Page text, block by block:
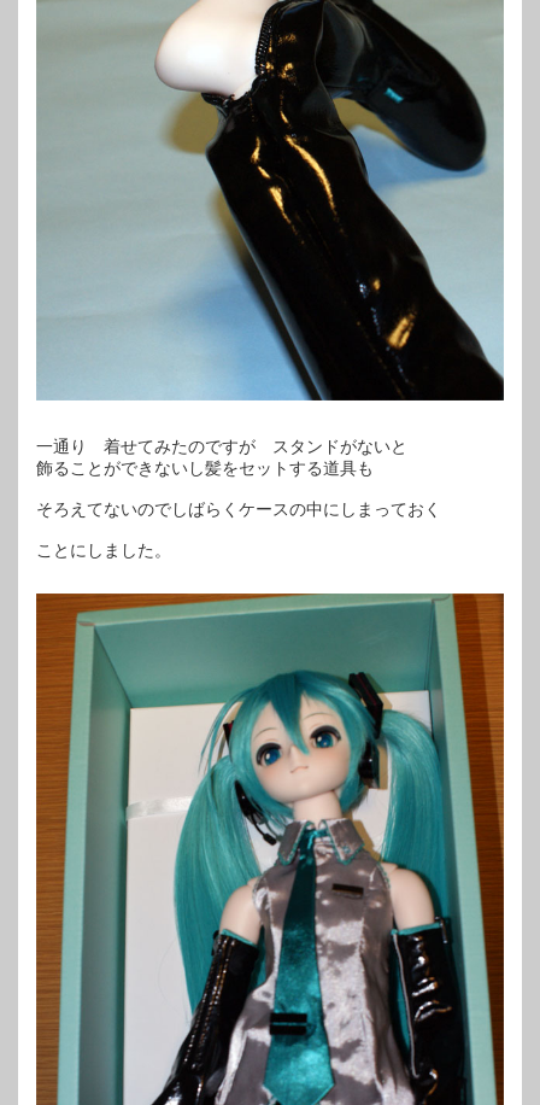
一通り 着せてみたのですが スタンドがないと
飾ることができないし髪をセットする道具も
そろえてないのでしばらくケースの中にしまっておく
ことにしました。